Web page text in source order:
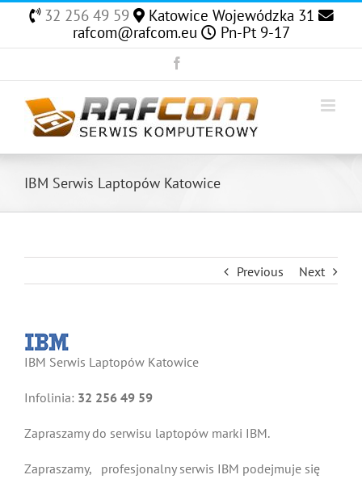
content
32 256 49 59
Katowice Wojewódzka 31
rafcom@rafcom.eu
Pn-Pt 9-17
IBM Serwis Laptopów Katowice
Previous Next
IBM Serwis Laptopów Katowice
Infolinia: 32 256 49 59
Zapraszamy do serwisu laptopów marki IBM.
Zapraszamy, profesjonalny serwis IBM podejmuje się